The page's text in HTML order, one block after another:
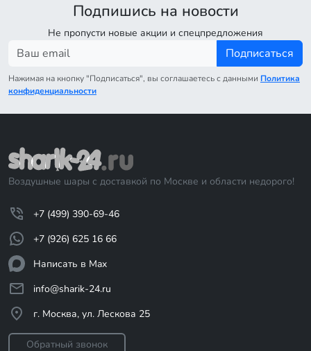
Подпишись на новости
Не пропусти новые акции и спецпредложения
Подписаться
Нажимая на кнопку "Подписаться", вы соглашаетесь с данными Политика
конфиденциальности
Воздушные шары с доставкой по Москве и области недорого!
+7 (499) 390-69-46
+7 (926) 625 16 66
Написать в Max
info@sharik-24.ru
г. Москва, ул. Лескова 25
Обратный звонок